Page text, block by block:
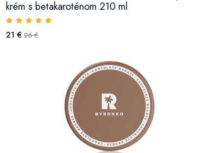
krém s betakaroténom 210 ml
21 € 26 €